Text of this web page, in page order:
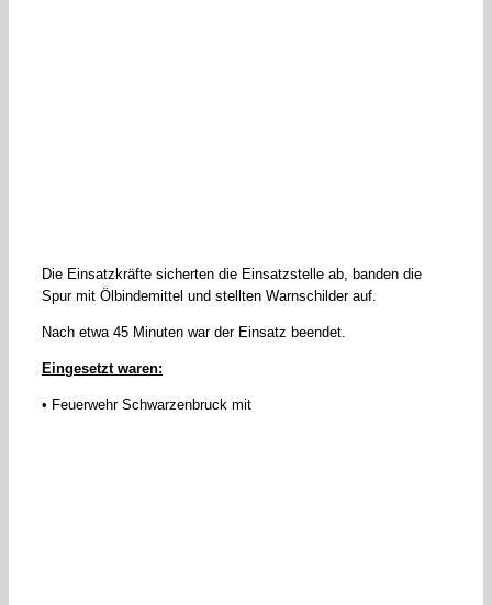
Die Einsatzkräfte sicherten die Einsatzstelle ab, banden die
Spur mit Ölbindemittel und stellten Warnschilder auf.
Nach etwa 45 Minuten war der Einsatz beendet.
Eingesetzt waren:
• Feuerwehr Schwarzenbruck mit